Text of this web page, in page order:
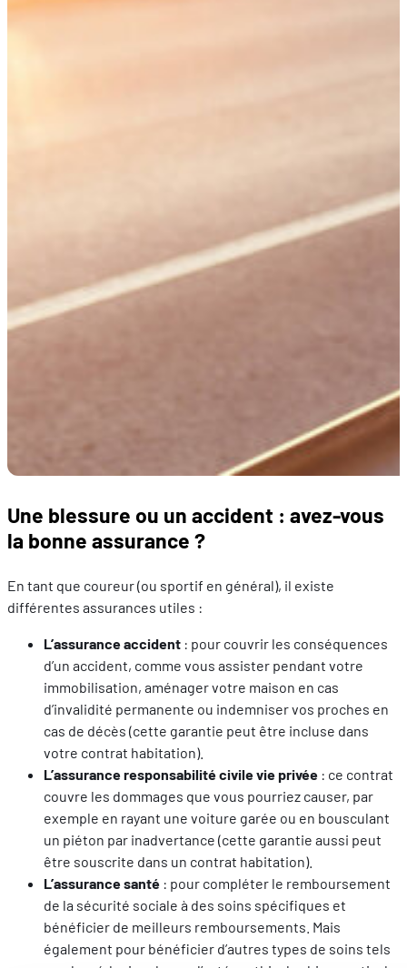
Une blessure ou un accident : avez-vous
la bonne assurance ?
En tant que coureur (ou sportif en général), il existe
différentes assurances utiles :
L’assurance accident : pour couvrir les conséquences
d’un accident, comme vous assister pendant votre
immobilisation, aménager votre maison en cas
d’invalidité permanente ou indemniser vos proches en
cas de décès (cette garantie peut être incluse dans
votre contrat habitation).
L’assurance responsabilité civile vie privée : ce contrat
couvre les dommages que vous pourriez causer, par
exemple en rayant une voiture garée ou en bousculant
un piéton par inadvertance (cette garantie aussi peut
être souscrite dans un contrat habitation).
L’assurance santé : pour compléter le remboursement
de la sécurité sociale à des soins spécifiques et
bénéficier de meilleurs remboursements. Mais
également pour bénéficier d’autres types de soins tels